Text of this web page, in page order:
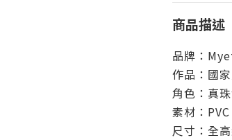
商品描述
品牌：
作品：國
角色：真
素材：
尺寸：全